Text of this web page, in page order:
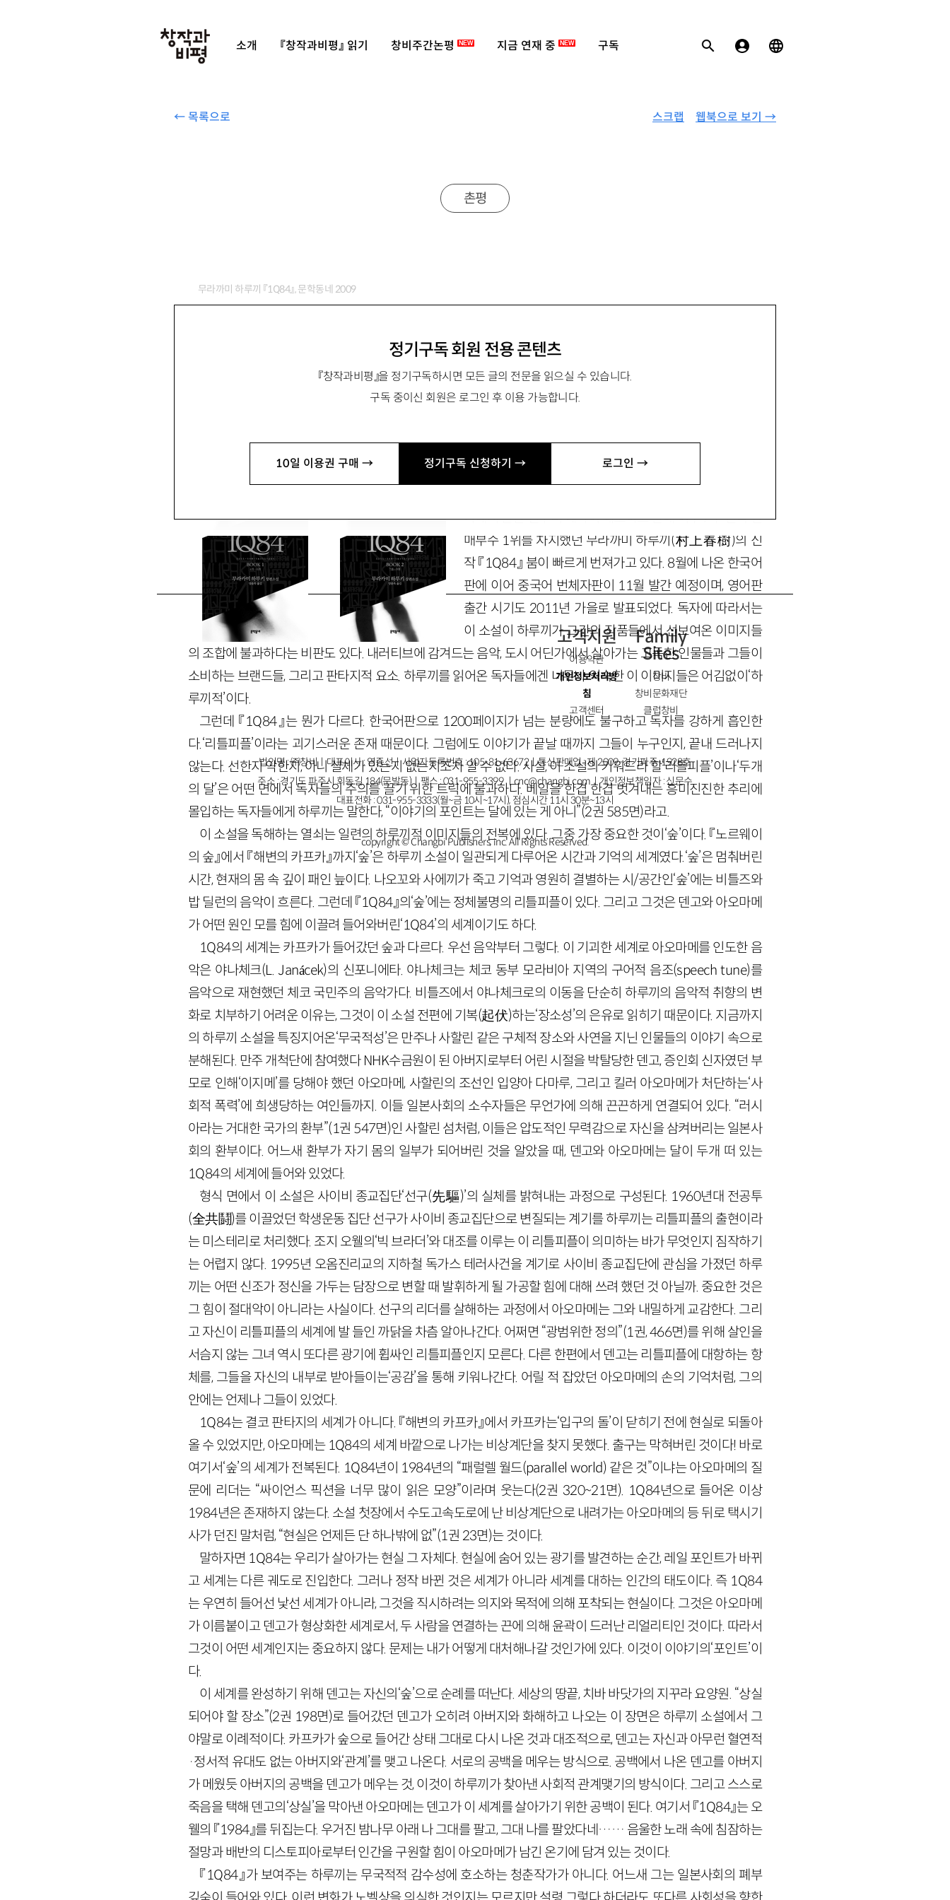
소개 『창작과비평』 읽기 창비주간논평 NEW 지금 연재 중 NEW 구독
← 목록으로 웹북으로 보기 →
스크랩
정기구독 회원 전용 콘텐츠
『창작과비평』을 정기구독하시면 모든 글의 전문을 읽으실 수 있습니다.
구독 중이신 회원은 로그인 후 이용 가능합니다.
10일 이용권 구매 → 정기구독 신청하기 → 로그인 →
촌평
무라까미 하루끼 『1Q84』, 문학동네 2009
하루끼적 앙가주망
가에서 출간 전부터 예약이 쇄도하고 발매 이후 7주 연속 판
매부수 1위를 차지했던 무라까미 하루끼(村上春樹)의 신
작 『1Q84』 붐이 빠르게 번져가고 있다. 8월에 나온 한국어
판에 이어 중국어 번체자판이 11월 발간 예정이며, 영어판
출간 시기도 2011년 가을로 발표되었다. 독자에 따라서는
이 소설이 하루끼가 그간의 작품들에서 선보여온 이미지들
의 조합에 불과하다는 비판도 있다. 내러티브에 감겨드는 음악, 도시 어딘가에서 살아가는 고독한 인물들과 그들이
소비하는 브랜드들, 그리고 판타지적 요소. 하루끼를 읽어온 독자들에겐 너무나 익숙한 이 이미지들은 어김없이‘하
루끼적’이다.
그런데 『1Q84』는 뭔가 다르다. 한국어판으로 1200페이지가 넘는 분량에도 불구하고 독자를 강하게 흡인한
다.‘리틀피플’이라는 괴기스러운 존재 때문이다. 그럼에도 이야기가 끝날 때까지 그들이 누구인지, 끝내 드러나지
않는다. 선한지 악한지, 아니 실체가 있는지 없는지조차 알 수 없다. 사실, 이 소설의 키워드라 할‘리틀피플’이나‘두개
의 달’은 어떤 면에서 독자들의 주의를 끌기 위한 트릭에 불과하다. 베일을 한겹 한겹 벗겨내는 흥미진진한 추리에
몰입하는 독자들에게 하루끼는 말한다, “이야기의 포인트는 달에 있는 게 아니”(2권 585면)라고.
이 소설을 독해하는 열쇠는 일련의 하루끼적 이미지들의 전복에 있다. 그중 가장 중요한 것이‘숲’이다. 『노르웨이
의 숲』에서 『해변의 카프카』까지‘숲’은 하루끼 소설이 일관되게 다루어온 시간과 기억의 세계였다.‘숲’은 멈춰버린
시간, 현재의 몸 속 깊이 패인 늪이다. 나오꼬와 사에끼가 죽고 기억과 영원히 결별하는 시/공간인‘숲’에는 비틀즈와
밥 딜런의 음악이 흐른다. 그런데 『1Q84』의‘숲’에는 정체불명의 리틀피플이 있다. 그리고 그것은 덴고와 아오마메
가 어떤 원인 모를 힘에 이끌려 들어와버린‘1Q84’의 세계이기도 하다.
1Q84의 세계는 카프카가 들어갔던 숲과 다르다. 우선 음악부터 그렇다. 이 기괴한 세계로 아오마메를 인도한 음
악은 야나체크(L. Janácek)의 신포니에타. 야나체크는 체코 동부 모라비아 지역의 구어적 음조(speech tune)를
음악으로 재현했던 체코 국민주의 음악가다. 비틀즈에서 야나체크로의 이동을 단순히 하루끼의 음악적 취향의 변
화로 치부하기 어려운 이유는, 그것이 이 소설 전편에 기복(起伏)하는‘장소성’의 은유로 읽히기 때문이다. 지금까지
의 하루끼 소설을 특징지어온‘무국적성’은 만주나 사할린 같은 구체적 장소와 사연을 지닌 인물들의 이야기 속으로
분해된다. 만주 개척단에 참여했다 NHK수금원이 된 아버지로부터 어린 시절을 박탈당한 덴고, 증인회 신자였던 부
모로 인해‘이지메’를 당해야 했던 아오마메, 사할린의 조선인 입양아 다마루, 그리고 킬러 아오마메가 처단하는‘사
회적 폭력’에 희생당하는 여인들까지. 이들 일본사회의 소수자들은 무언가에 의해 끈끈하게 연결되어 있다. “러시
아라는 거대한 국가의 환부”(1권 547면)인 사할린 섬처럼, 이들은 압도적인 무력감으로 자신을 삼켜버리는 일본사
회의 환부이다. 어느새 환부가 자기 몸의 일부가 되어버린 것을 알았을 때, 덴고와 아오마메는 달이 두개 떠 있는
1Q84의 세계에 들어와 있었다.
형식 면에서 이 소설은 사이비 종교집단‘선구(先驅)’의 실체를 밝혀내는 과정으로 구성된다. 1960년대 전공투
(全共鬪)를 이끌었던 학생운동 집단 선구가 사이비 종교집단으로 변질되는 계기를 하루끼는 리틀피플의 출현이라
는 미스테리로 처리했다. 조지 오웰의‘빅 브라더’와 대조를 이루는 이 리틀피플이 의미하는 바가 무엇인지 짐작하기
는 어렵지 않다. 1995년 오옴진리교의 지하철 독가스 테러사건을 계기로 사이비 종교집단에 관심을 가졌던 하루
끼는 어떤 신조가 정신을 가두는 담장으로 변할 때 발휘하게 될 가공할 힘에 대해 쓰려 했던 것 아닐까. 중요한 것은
그 힘이 절대악이 아니라는 사실이다. 선구의 리더를 살해하는 과정에서 아오마메는 그와 내밀하게 교감한다. 그리
고 자신이 리틀피플의 세계에 발 들인 까닭을 차츰 알아나간다. 어쩌면 “광범위한 정의”(1권, 466면)를 위해 살인을
서슴지 않는 그녀 역시 또다른 광기에 휩싸인 리틀피플인지 모른다. 다른 한편에서 덴고는 리틀피플에 대항하는 항
체를, 그들을 자신의 내부로 받아들이는‘공감’을 통해 키워나간다. 어릴 적 잡았던 아오마메의 손의 기억처럼, 그의
안에는 언제나 그들이 있었다.
1Q84는 결코 판타지의 세계가 아니다. 『해변의 카프카』에서 카프카는‘입구의 돌’이 닫히기 전에 현실로 되돌아
올 수 있었지만, 아오마메는 1Q84의 세계 바깥으로 나가는 비상계단을 찾지 못했다. 출구는 막혀버린 것이다! 바로
여기서‘숲’의 세계가 전복된다. 1Q84년이 1984년의 “패럴렐 월드(parallel world) 같은 것”이냐는 아오마메의 질
문에 리더는 “싸이언스 픽션을 너무 많이 읽은 모양”이라며 웃는다(2권 320~21면). 1Q84년으로 들어온 이상
1984년은 존재하지 않는다. 소설 첫장에서 수도고속도로에 난 비상계단으로 내려가는 아오마메의 등 뒤로 택시기
사가 던진 말처럼, “현실은 언제든 단 하나밖에 없”(1권 23면)는 것이다.
말하자면 1Q84는 우리가 살아가는 현실 그 자체다. 현실에 숨어 있는 광기를 발견하는 순간, 레일 포인트가 바뀌
고 세계는 다른 궤도로 진입한다. 그러나 정작 바뀐 것은 세계가 아니라 세계를 대하는 인간의 태도이다. 즉 1Q84
는 우연히 들어선 낯선 세계가 아니라, 그것을 직시하려는 의지와 목적에 의해 포착되는 현실이다. 그것은 아오마메
가 이름붙이고 덴고가 형상화한 세계로서, 두 사람을 연결하는 끈에 의해 윤곽이 드러난 리얼리티인 것이다. 따라서
그것이 어떤 세계인지는 중요하지 않다. 문제는 내가 어떻게 대처해나갈 것인가에 있다. 이것이 이야기의‘포인트’이
다.
이 세계를 완성하기 위해 덴고는 자신의‘숲’으로 순례를 떠난다. 세상의 땅끝, 치바 바닷가의 지꾸라 요양원. “상실
되어야 할 장소”(2권 198면)로 들어갔던 덴고가 오히려 아버지와 화해하고 나오는 이 장면은 하루끼 소설에서 그
야말로 이례적이다. 카프카가 숲으로 들어간 상태 그대로 다시 나온 것과 대조적으로, 덴고는 자신과 아무런 혈연적
·정서적 유대도 없는 아버지와‘관계’를 맺고 나온다. 서로의 공백을 메우는 방식으로. 공백에서 나온 덴고를 아버지
가 메웠듯 아버지의 공백을 덴고가 메우는 것, 이것이 하루끼가 찾아낸 사회적 관계맺기의 방식이다. 그리고 스스로
죽음을 택해 덴고의‘상실’을 막아낸 아오마메는 덴고가 이 세계를 살아가기 위한 공백이 된다. 여기서 『1Q84』는 오
웰의 『1984』를 뒤집는다. 우거진 밤나무 아래 나 그대를 팔고, 그대 나를 팔았다네…… 음울한 노래 속에 침잠하는
절망과 배반의 디스토피아로부터 인간을 구원할 힘이 아오마메가 남긴 온기에 담겨 있는 것이다.
『1Q84』가 보여주는 하루끼는 무국적적 감수성에 호소하는 청춘작가가 아니다. 어느새 그는 일본사회의 폐부
고객지원
이용약관
개인정보처리방
침
고객센터
Family
Sites
창비
창비문화재단
클럽창비
법인명 : ㈜창비ㅣ대표이사 : 염종선ㅣ사업자등록번호 : 105-81-63672ㅣ통신판매업 : 제 2009-경기파주-1928호
주소 : 경기도 파주시 회동길 184(문발동)ㅣ팩스 : 031-955-3399 ㅣcnc@changbi.comㅣ개인정보책임자 : 신문수
대표전화 : 031-955-3333(월~금 10시~17시), 점심시간 11시 30분~13시
copyright © Changbi Publishers, inc. All Rights Reserved.